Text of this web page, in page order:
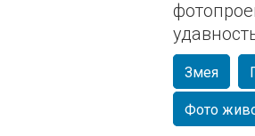
Змея
Фото